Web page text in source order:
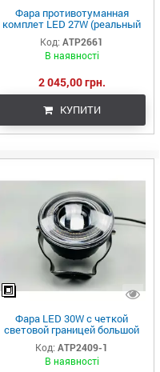
Фара противотуманная
комплет LED 27W (реальный
показатель) (комплект 2 шт)
четкая линия светлая, 3
линзы
Код: ATP2661
В наявності
2 045,00 грн.
КУПИТИ
Фара LED 30W с четкой
световой границей большой
линзой и габаритным светом
8-80V led chip 3570
противотуманная
Код: ATP2409-1
В наявності